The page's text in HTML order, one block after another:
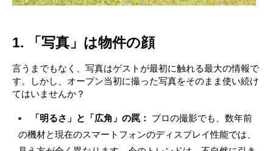
1. 「写真」は物件の顔
言うまでもなく、写真はゲストが最初に触れる最大の情報で
す。しかし、オープン当初に撮った写真をそのまま使い続け
てはいませんか？
「明るさ」と「広角」の罠：
プロの撮影でも、数年前
の機材と現在のスマートフォンのディスプレイ性能では、